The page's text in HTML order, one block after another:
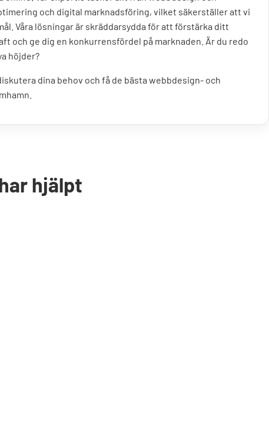
och digital marknadsföring, vilket säkerställer att vi
Våra lösningar är skräddarsydda för att förstärka ditt
och ge dig en konkurrensfördel på marknaden. Är du redo
höjder?
dina behov och få de bästa webbdesign- och
hjälpt